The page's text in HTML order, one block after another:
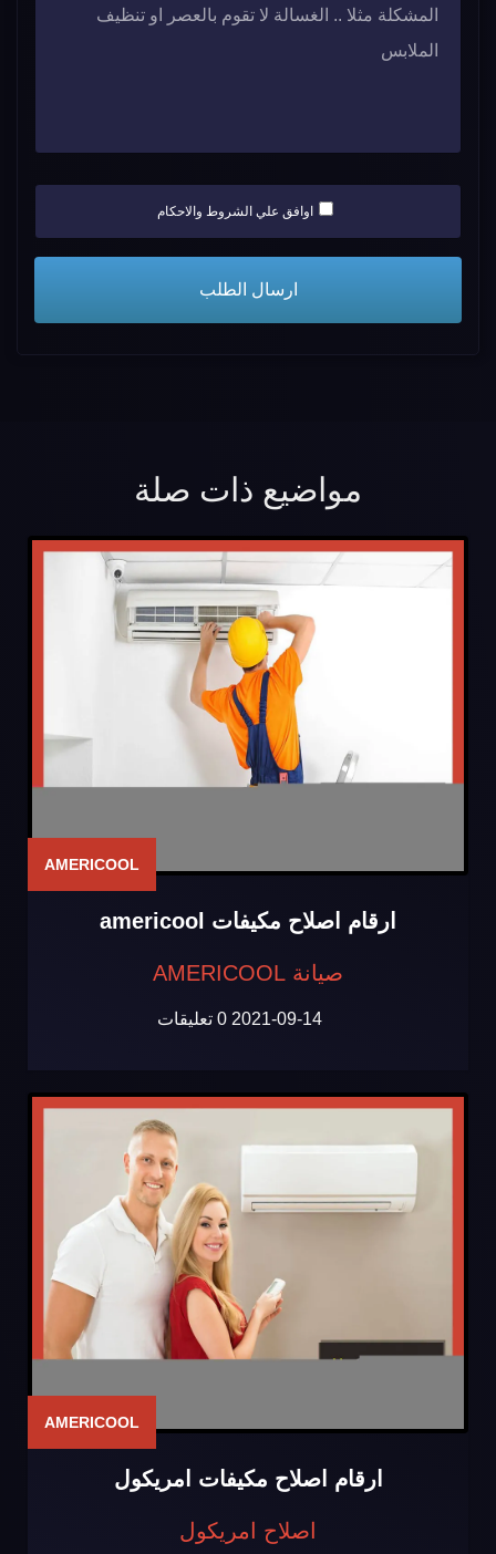
اوافق علي الشروط والاحكام
مواضيع ذات صلة
AMERICOOL
ارقام اصلاح مكيفات americool
صيانة AMERICOOL
2021-09-14 0 تعليقات
AMERICOOL
ارقام اصلاح مكيفات امريكول
اصلاح امريكول